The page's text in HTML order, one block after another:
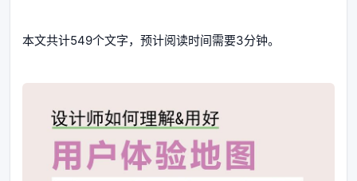
本文共计549个文字，预计阅读时间需要3分钟。